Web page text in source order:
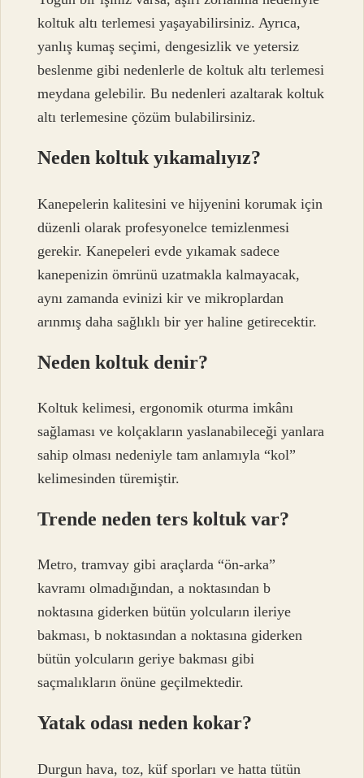
koltuk altı terlemesi yaşayabilirsiniz. Ayrıca,
yanlış kumaş seçimi, dengesizlik ve yetersiz
beslenme gibi nedenlerle de koltuk altı terlemesi
meydana gelebilir. Bu nedenleri azaltarak koltuk
altı terlemesine çözüm bulabilirsiniz.
Neden koltuk yıkamalıyız?
Kanepelerin kalitesini ve hijyenini korumak için
düzenli olarak profesyonelce temizlenmesi
gerekir. Kanepeleri evde yıkamak sadece
kanepenizin ömrünü uzatmakla kalmayacak,
aynı zamanda evinizi kir ve mikroplardan
arınmış daha sağlıklı bir yer haline getirecektir.
Neden koltuk denir?
Koltuk kelimesi, ergonomik oturma imkânı
sağlaması ve kolçakların yaslanabileceği yanlara
sahip olması nedeniyle tam anlamıyla “kol”
kelimesinden türemiştir.
Trende neden ters koltuk var?
Metro, tramvay gibi araçlarda “ön-arka”
kavramı olmadığından, a noktasından b
noktasına giderken bütün yolcuların ileriye
bakması, b noktasından a noktasına giderken
bütün yolcuların geriye bakması gibi
saçmalıkların önüne geçilmektedir.
Yatak odası neden kokar?
Durgun hava, toz, küf sporları ve hatta tütün